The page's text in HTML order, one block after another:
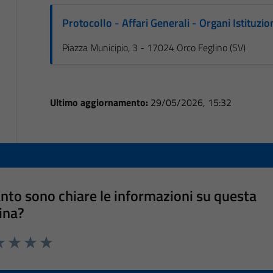
Protocollo - Affari Generali - Organi
Piazza Municipio, 3 - 17024 Orco Feglino (SV)
Ultimo aggiornamento: 29/05/2026, 15:32
sono chiare le informazioni su questa